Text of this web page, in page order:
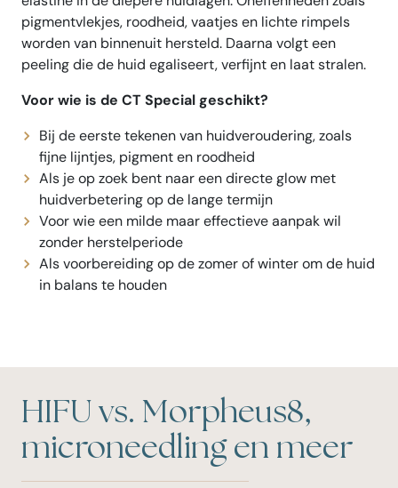
pigmentvlekjes, roodheid, vaatjes en lichte rimpels
worden van binnenuit hersteld. Daarna volgt een
peeling die de huid egaliseert, verfijnt en laat stralen.
Voor wie is de CT Special geschikt?
Bij de eerste tekenen van huidveroudering, zoals
fijne lijntjes, pigment en roodheid
Als je op zoek bent naar een directe glow met
huidverbetering op de lange termijn
Voor wie een milde maar effectieve aanpak wil
zonder herstelperiode
Als voorbereiding op de zomer of winter om de huid
in balans te houden
HIFU vs. Morpheus8,
microneedling en meer